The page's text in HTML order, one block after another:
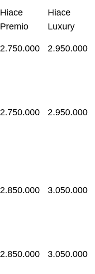
Hiace
Premio
Hiace
Luxury
2.750.000 2.950.000
2.750.000 2.950.000
2.850.000 3.050.000
2.850.000 3.050.000